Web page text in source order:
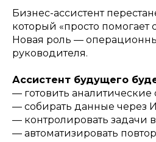
Бизнес-ассистент
который «просто помогает
Новая роль —
руководителя.
Ассистент будущего
— готовить аналитические
— собирать данные через
— контролировать задачи в
— автоматизировать